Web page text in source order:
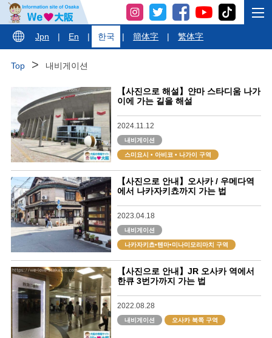
Jpn | En | 한국 | 簡体字 | 繁体字
Top 내비게이션
【사진으로 해설】얀마 스타디움 나가
이에 가는 길을 해설
2024.11.12
내비게이션
스미요시 • 아비코 • 나가이 구역
【사진으로 안내】오사카 / 우메다역
에서 나카자키쵸까지 가는 법
2023.04.18
내비게이션
나카자키쵸•텐마•미나미모리마치 구역
【사진으로 안내】JR 오사카 역에서
한큐 3번가까지 가는 법
2022.08.28
내비게이션 오사카 북쪽 구역